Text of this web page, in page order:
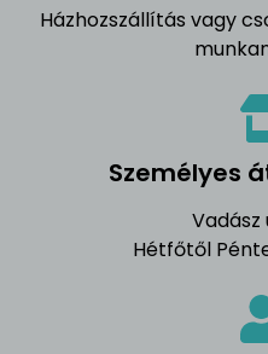
Házhozszállítás vagy
Személyes
Hétfőtől